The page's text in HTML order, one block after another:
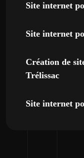
Site internet
Site internet
Création de
Trélissac
Site internet